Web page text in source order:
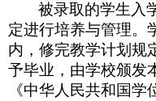
被录取的学生入
定进行培养与管理。
内，修完教学计划规
予毕业，由学校颁发
《中华人民共和国